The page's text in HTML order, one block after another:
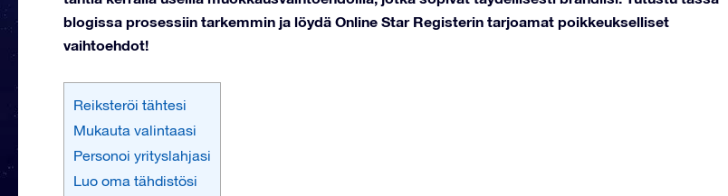
blogissa prosessiin tarkemmin ja löydä Online Star Registerin tarjoamat poikkeukselliset
vaihtoehdot!
Reiksteröi tähtesi
Mukauta valintaasi
Personoi yrityslahjasi
Luo oma tähdistösi